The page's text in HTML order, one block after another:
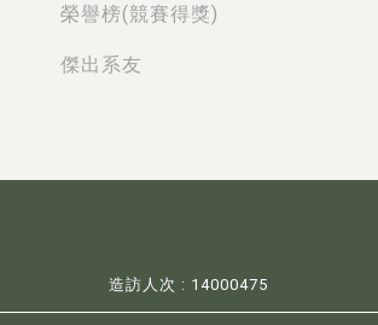
榮譽榜(競賽得獎)
傑出系友
造訪人次 : 14000475